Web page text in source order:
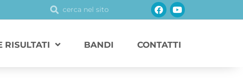
CercaCerca Facebook
Youtube
RISULTATI BANDI CONTATTI